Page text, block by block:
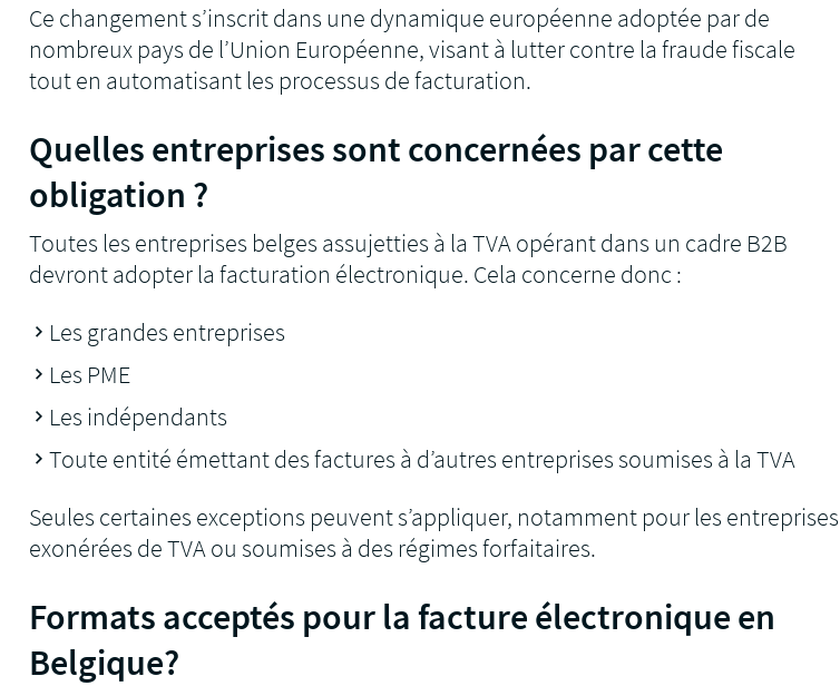
Ce changement s’inscrit dans une dynamique européenne adoptée par de
nombreux pays de l’Union Européenne, visant à lutter contre la fraude fiscale
tout en automatisant les processus de facturation.
Quelles entreprises sont concernées par cette
obligation ?
Toutes les entreprises belges assujetties à la TVA opérant dans un cadre B2B
devront adopter la facturation électronique. Cela concerne donc :
Les grandes entreprises
Les PME
Les indépendants
Toute entité émettant des factures à d’autres entreprises soumises à la TVA
Seules certaines exceptions peuvent s’appliquer, notamment pour les entreprises
exonérées de TVA ou soumises à des régimes forfaitaires.
Formats acceptés pour la facture électronique en
Belgique?